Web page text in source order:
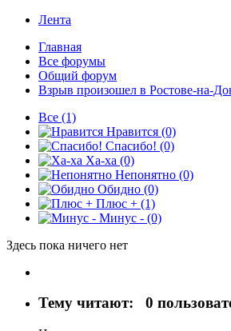
Лента
Главная
Все форумы
Общий форум
Взрыв произошел в Ростове-на-
Все (1)
Нравится (0)
Спасибо! (0)
Ха-ха (0)
Непонятно (0)
Обидно (0)
Плюс + (1)
Минус - (0)
Здесь пока ничего нет
Тему читают: 0